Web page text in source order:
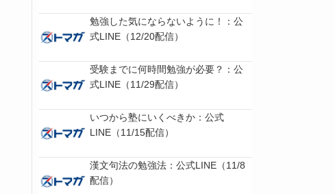
勉強した気にならないように！：公
式LINE（12/20配信）
受験までに何時間勉強が必要？：公
式LINE（11/29配信）
いつから塾にいくべきか：公式
LINE（11/15配信）
漢文句法の勉強法：公式LINE（11/8
配信）